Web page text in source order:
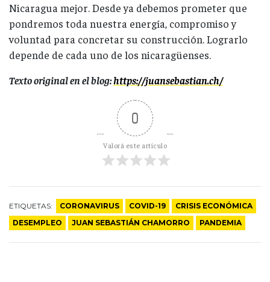
Nicaragua mejor. Desde ya debemos prometer que
pondremos toda nuestra energía, compromiso y
voluntad para concretar su construcción. Lograrlo
depende de cada uno de los nicaragüenses.
Texto original en el blog:https://juansebastian.ch/
0
Valorá este artículo
ETIQUETAS: CORONAVIRUS COVID-19
CRISIS ECONÓMICA
DESEMPLEO
JUAN SEBASTIÁN CHAMORRO PANDEMIA